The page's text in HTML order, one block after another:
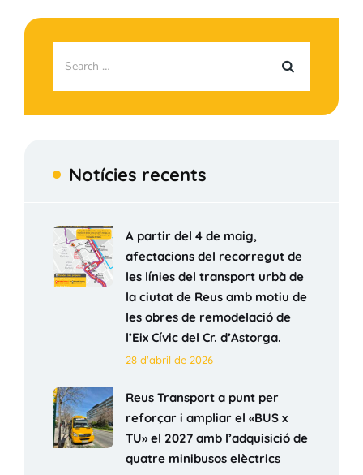
Notícies recents
A partir del 4 de maig,
afectacions del recorregut de
les línies del transport urbà de
la ciutat de Reus amb motiu de
les obres de remodelació de
l’Eix Cívic del Cr. d’Astorga.
28 d'abril de 2026
Reus Transport a punt per
reforçar i ampliar el «BUS x
TU» el 2027 amb l’adquisició de
quatre minibusos elèctrics